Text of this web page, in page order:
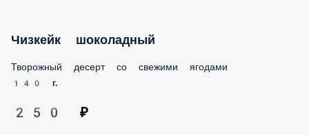
Чизкейк шоколадный
Творожный десерт со свежими ягодами
140 г.
250 ₽